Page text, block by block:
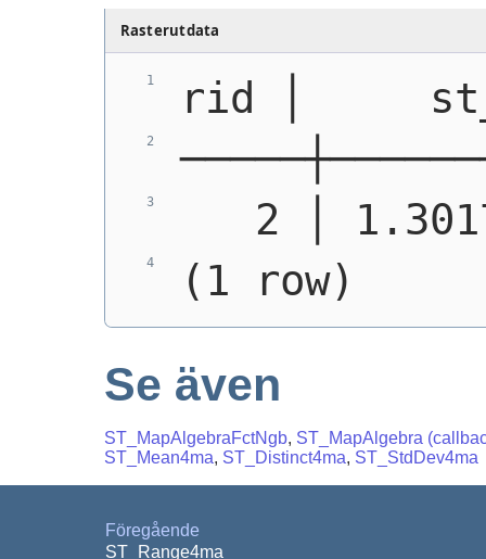
Rasterutdata
rid │
2 │
(1 row)
Se även
ST_MapAlgebraFctNgb, ST_MapAlgebra
ST_Mean4ma, ST_Distinct4ma, ST_StdDev4ma
Föregående
ST_Range4ma